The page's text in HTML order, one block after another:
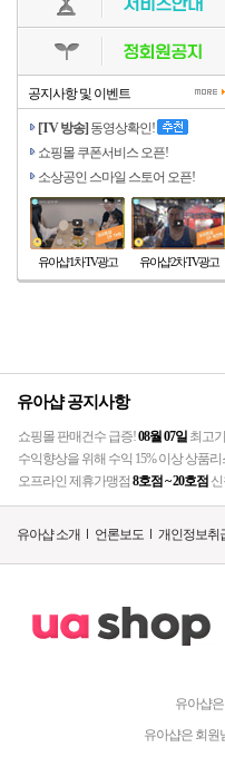
공지사항 및 이벤트
[TV 방송] 동영상확인!
쇼핑몰 쿠폰서비스 오픈!
소상공인 스마일 스토어 오픈!
유아샵 1차 TV광고 유아샵 2차 TV광고
유아샵 공지사항
쇼핑몰 판매건수 급증!08월 07일 최고
수익향상을 위해 수익 15% 이상 상품
오프라인 제휴가맹점8호점 ~ 20호점
유아샵 소개 언론보도 개인정보취
유아샵
유아샵은 회원